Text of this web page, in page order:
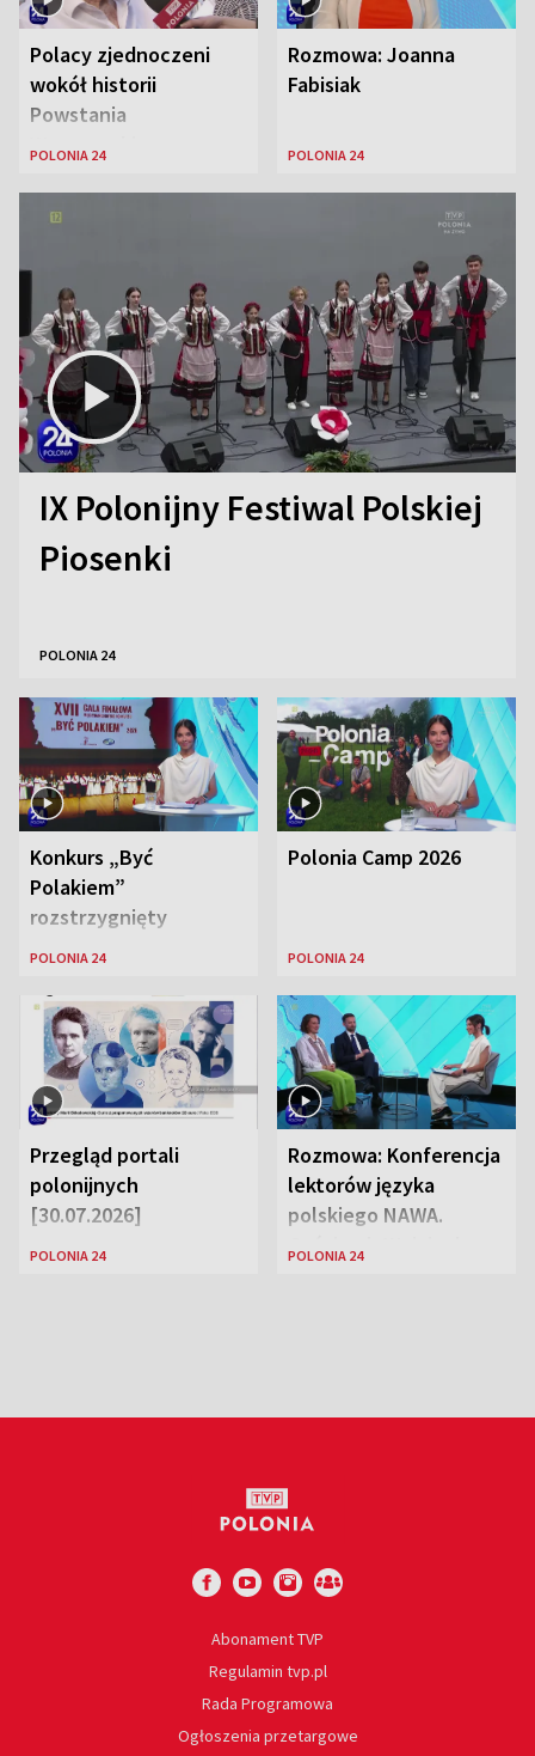
Polacy zjednoczeni
wokół historii
Powstania
Warszawskiego
POLONIA 24
Rozmowa: Joanna
Fabisiak
POLONIA 24
IX Polonijny Festiwal Polskiej
Piosenki
POLONIA 24
Konkurs „Być
Polakiem”
rozstrzygnięty
POLONIA 24
Polonia Camp 2026
POLONIA 24
Przegląd portali
polonijnych
[30.07.2026]
POLONIA 24
Rozmowa: Konferencja
lektorów języka
polskiego NAWA.
Goście: dr Wojciech
POLONIA 24
Abonament TVP
Regulamin tvp.pl
Rada Programowa
Ogłoszenia przetargowe